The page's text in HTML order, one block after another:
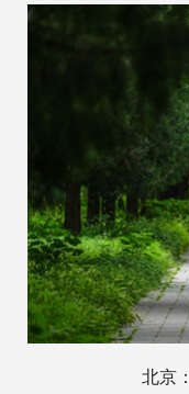
北京